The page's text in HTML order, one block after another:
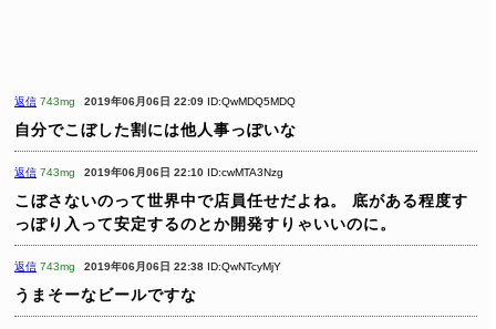
返信 743mg 2019年06月06日 22:09 ID:QwMDQ5MDQ
自分でこぼした割には他人事っぽいな
返信 743mg 2019年06月06日 22:10 ID:cwMTA3Nzg
こぼさないのって世界中で店員任せだよね。
底がある程度す
っぽり入って安定するのとか開発すりゃいいのに。
返信 743mg 2019年06月06日 22:38 ID:QwNTcyMjY
うまそーなビールですな